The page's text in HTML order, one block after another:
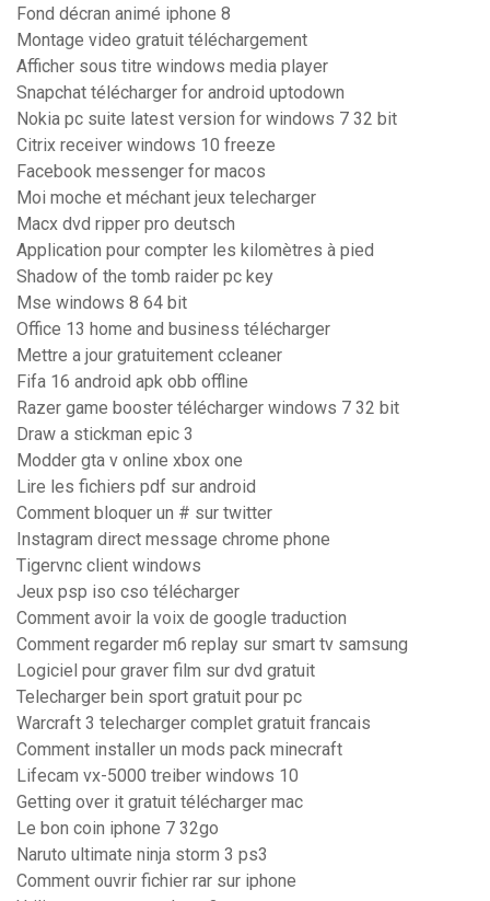
Fond décran animé iphone 8
Montage video gratuit téléchargement
Afficher sous titre windows media player
Snapchat télécharger for android uptodown
Nokia pc suite latest version for windows 7 32 bit
Citrix receiver windows 10 freeze
Facebook messenger for macos
Moi moche et méchant jeux telecharger
Macx dvd ripper pro deutsch
Application pour compter les kilomètres à pied
Shadow of the tomb raider pc key
Mse windows 8 64 bit
Office 13 home and business télécharger
Mettre a jour gratuitement ccleaner
Fifa 16 android apk obb offline
Razer game booster télécharger windows 7 32 bit
Draw a stickman epic 3
Modder gta v online xbox one
Lire les fichiers pdf sur android
Comment bloquer un # sur twitter
Instagram direct message chrome phone
Tigervnc client windows
Jeux psp iso cso télécharger
Comment avoir la voix de google traduction
Comment regarder m6 replay sur smart tv samsung
Logiciel pour graver film sur dvd gratuit
Telecharger bein sport gratuit pour pc
Warcraft 3 telecharger complet gratuit francais
Comment installer un mods pack minecraft
Lifecam vx-5000 treiber windows 10
Getting over it gratuit télécharger mac
Le bon coin iphone 7 32go
Naruto ultimate ninja storm 3 ps3
Comment ouvrir fichier rar sur iphone